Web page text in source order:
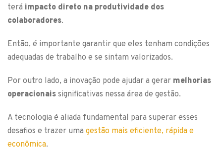
terá impacto direto na produtividade dos
colaboradores.
Então, é importante garantir que eles tenham condições
adequadas de trabalho e se sintam valorizados.
Por outro lado, a inovação pode ajudar a gerar melhorias
operacionais significativas nessa área de gestão.
A tecnologia é aliada fundamental para superar esses
desafios e trazer uma gestão mais eficiente, rápida e
econômica.